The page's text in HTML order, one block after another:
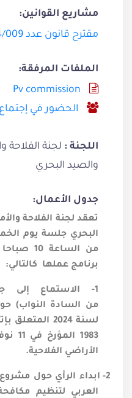
مشاريع القوانين:
مقترح قانون عدد 2024/009
الملفات المرفقة:
Pv commission
الحضور في إجتماع
اللجنة : لجنة الفلاحة
والصيد البحري
جدول الأعمال:
تعقد لجنة الفلاحة
برنامج عملها
كالتالي:
1- الاستماع إلى
الأراضي الفلاحية.
2- ابداء الرأي حول
العربي لتنظيم